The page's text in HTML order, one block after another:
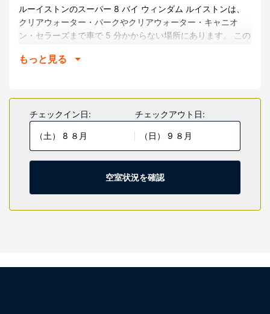
ルーイストンのスーパー 8 バイ ウィンダム ルイストンは、
クリアウォーター・パークやクリアウォーター・キャニオ
ン・セラーズまで車で 5 分かからない場所にあります。 この
ークまで 3.8 km の場所にあります。
全部で 61 室ある冷房完備の客室で、ご滞在をお楽しみくだ
さい。ピロートップのベッドに、高級寝具が付いています。
WiFi (無料)をお使いいただけるほか、ケーブルの番組をご覧
いただけます。シャワー付き浴槽のある専用バスルームに
は、バスアメニティ (無料)、ヘアドライヤーが備わっていま
す。
ご利用いただけます。
もっと見る
チェックイン日:
（土） 8 ８月
チェックアウト日:
（日） 9 ８月
空室状況を確認